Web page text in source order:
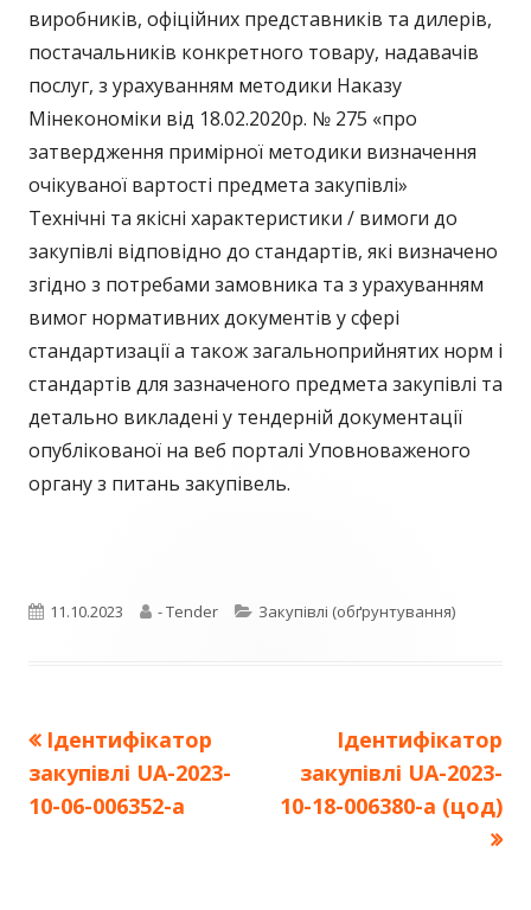
виробників, офіційних представників та дилерів,
постачальників конкретного товару, надавачів
послуг, з урахуванням методики Наказу
Мінекономіки від 18.02.2020р. № 275 «про
затвердження примірної методики визначення
очікуваної вартості предмета закупівлі»
Технічні та якісні характеристики / вимоги до
закупівлі відповідно до стандартів, які визначено
згідно з потребами замовника та з урахуванням
вимог нормативних документів у сфері
стандартизації а також загальноприйнятих норм і
стандартів для зазначеного предмета закупівлі та
детально викладені у тендерній документації
опублікованої на веб порталі Уповноваженого
органу з питань закупівель.
Опубліковано
11.10.2023 Автор
- Tender Категорії
Закупівлі (обґрунтування)
Навігація
записів
Попередня
стаття:
Ідентифікатор
закупівлі UA-2023-
10-06-006352-a
Наступна
стаття:
Ідентифікатор
закупівлі UA-2023-
10-18-006380-a (цод)